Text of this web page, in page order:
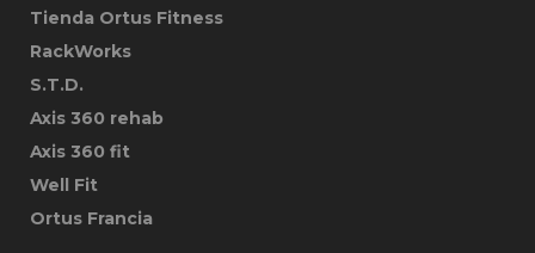
Tienda Ortus Fitness
RackWorks
S.T.D.
Axis 360 rehab
Axis 360 fit
Well Fit
Ortus Francia